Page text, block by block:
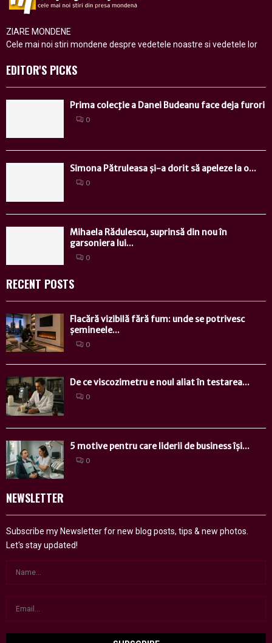
ZIARE MONDENE
Cele mai noi stiri mondene despre vedetele noastre si vedetele lor
EDITOR'S PICKS
Prima colecţie a Danei Budeanu face deja furori
0
Simona Pătruleasa și-a dorit să apeleze la o...
0
Mihaela Rădulescu, suprinsă din nou în
garsoniera lui...
0
RECENT POSTS
Flacără vizibilă fără fum: unde se potrivesc
șemineele...
0
De ce viscozimetru e noul aliat în testarea...
0
5 motive pentru care liderii de business își...
0
NEWSLETTER
Subscribe my Newsletter for new blog posts, tips & new photos.
Let's stay updated!